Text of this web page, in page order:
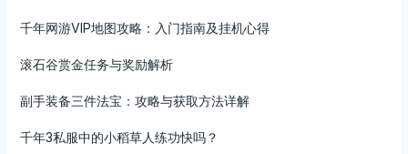
千年网游VIP地图攻略：入门指南及挂机心得
滚石谷赏金任务与奖励解析
副手装备三件法宝：攻略与获取方法详解
千年3私服中的小稻草人练功快吗？